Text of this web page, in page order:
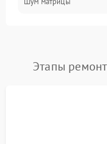
Проблемы питания
Сбои
Этапы